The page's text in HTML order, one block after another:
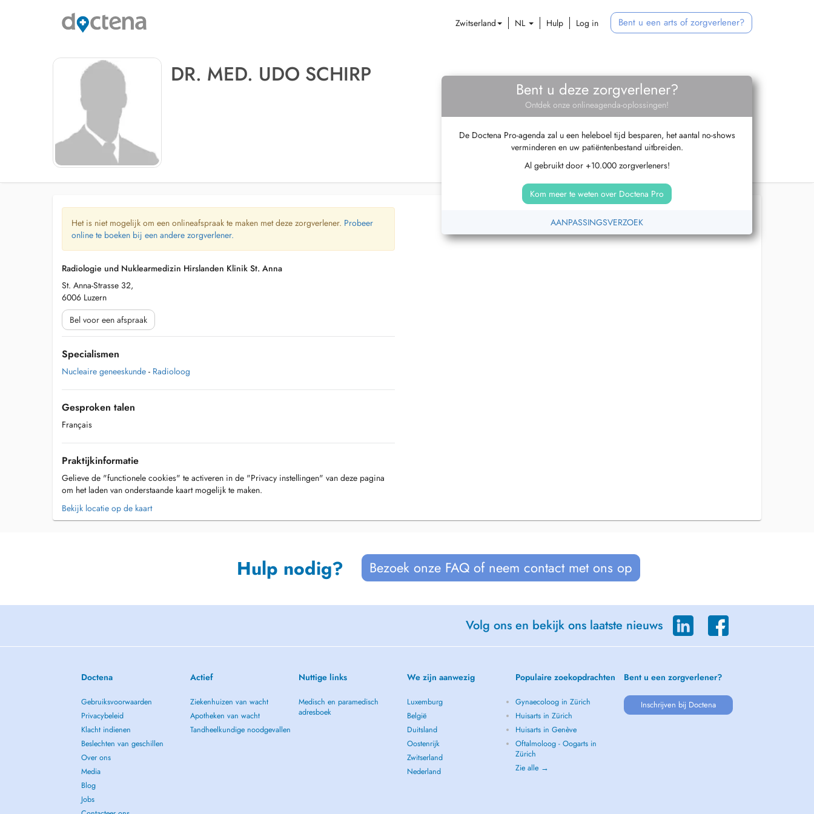
Zwitserland NL Hulp Log in Bent u een arts of zorgverlener?
DR. MED. UDO SCHIRP
Bent u deze zorgverlener?
Ontdek onze onlineagenda-oplossingen!
De Doctena Pro-agenda zal u een heleboel tijd besparen, het aantal no-shows
verminderen en uw patiëntenbestand uitbreiden.
Al gebruikt door +10.000 zorgverleners!
Kom meer te weten over Doctena Pro
AANPASSINGSVERZOEK
Het is niet mogelijk om een onlineafspraak te maken met deze zorgverlener. Probeer
online te boeken bij een andere zorgverlener.
Radiologie und Nuklearmedizin Hirslanden Klinik St. Anna
St. Anna-Strasse 32,
6006 Luzern
Bel voor een afspraak
Specialismen
Nucleaire geneeskunde - Radioloog
Gesproken talen
Français
Praktijkinformatie
Gelieve de "functionele cookies" te activeren in de "Privacy instellingen" van deze pagina
om het laden van onderstaande kaart mogelijk te maken.
Bekijk locatie op de kaart
Hulp nodig? Bezoek onze FAQ of neem contact met ons op
Volg ons en bekijk ons laatste nieuws
Doctena
Gebruiksvoorwaarden
Privacybeleid
Klacht indienen
Beslechten van geschillen
Over ons
Media
Blog
Jobs
Actief
Ziekenhuizen van wacht
Apotheken van wacht
Tandheelkundige noodgevallen
Nuttige links
Medisch en paramedisch
adresboek
We zijn aanwezig
Luxemburg
België
Duitsland
Oostenrijk
Zwitserland
Nederland
Populaire zoekopdrachten
Gynaecoloog in Zürich
Huisarts in Zürich
Huisarts in Genève
Oftalmoloog - Oogarts in
Zürich
Zie alle →
Bent u een zorgverlener?
Inschrijven bij Doctena